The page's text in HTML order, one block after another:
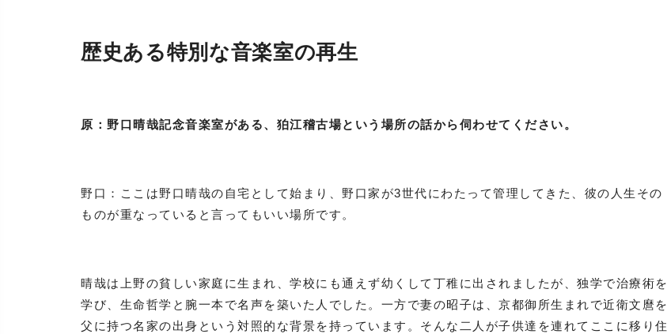
歴史ある特別な音楽室の再生
原：野口晴哉記念音楽室がある、狛江稽古場という場所の話から伺わせてください。
野口：ここは野口晴哉の自宅として始まり、野口家が3世代にわたって管理してきた、彼の人生その
ものが重なっていると言ってもいい場所です。
晴哉は上野の貧しい家庭に生まれ、学校にも通えず幼くして丁稚に出されましたが、独学で治療術を
学び、生命哲学と腕一本で名声を築いた人でした。一方で妻の昭子は、京都御所生まれで近衛文麿を
父に持つ名家の出身という対照的な背景を持っています。そんな二人が子供達を連れてここに移り住